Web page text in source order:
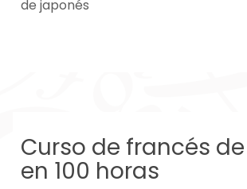
de japonés
Curso de francés de
en 100 horas